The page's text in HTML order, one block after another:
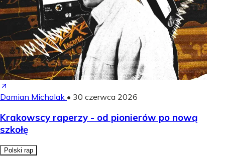
Damian Michalak • 30 czerwca 2026
Krakowscy raperzy - od pionierów po nową
szkołę
Polski rap